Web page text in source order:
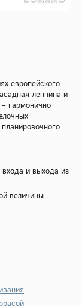
европейского
лепнина и
гармонично
и выхода из
величины